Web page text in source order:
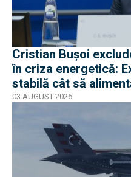
Cristian Bușoi
în criza energetică:
stabilă cât să
03 AUGUST 2026